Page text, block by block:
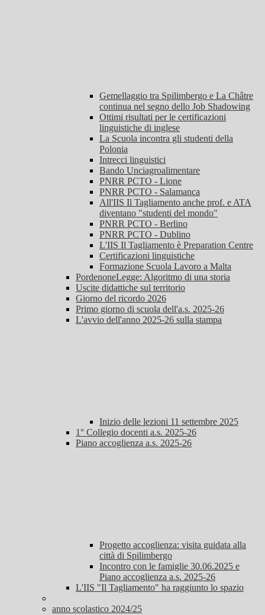
Gemellaggio tra Spilimbergo e La Châtre
continua nel segno dello Job Shadowing
Ottimi risultati per le certificazioni
linguistiche di inglese
La Scuola incontra gli studenti della
Polonia
Intrecci linguistici
Bando Unciagroalimentare
PNRR PCTO - Lione
PNRR PCTO - Salamanca
All'IIS Il Tagliamento anche prof. e ATA
diventano "studenti del mondo"
PNRR PCTO - Berlino
PNRR PCTO - Dublino
L'IIS Il Tagliamento è Preparation Centre
Certificazioni linguistiche
Formazione Scuola Lavoro a Malta
PordenoneLegge: Algoritmo di una storia
Uscite didattiche sul territorio
Giorno del ricordo 2026
Primo giorno di scuola dell'a.s. 2025-26
L'avvio dell'anno 2025-26 sulla stampa
Inizio delle lezioni 11 settembre 2025
1° Collegio docenti a.s. 2025-26
Piano accoglienza a.s. 2025-26
Progetto accoglienza: visita guidata alla
città di Spilimbergo
Incontro con le famiglie 30.06.2025 e
Piano accoglienza a.s. 2025-26
L'IIS "Il Tagliamento" ha raggiunto lo spazio
anno scolastico 2024/25